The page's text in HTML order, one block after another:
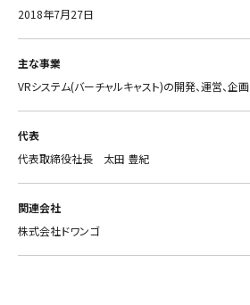
2018年7月27日
​主な事業
VRシステム(バーチャルキャスト)の開発、運営、企画
​​代表
代表取締役社長 太田 豊紀
​関連会社
株式会社ドワンゴ